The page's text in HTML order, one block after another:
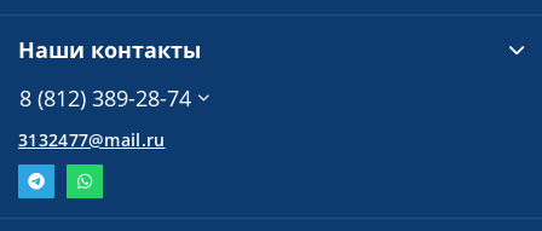
Наши контакты
8 (812) 389-28-74
3132477@mail.ru